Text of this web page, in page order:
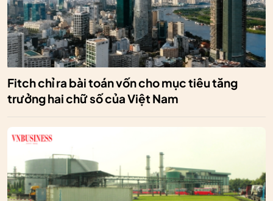
Fitch chỉ ra bài toán vốn cho mục tiêu tăng
trưởng hai chữ số của Việt Nam